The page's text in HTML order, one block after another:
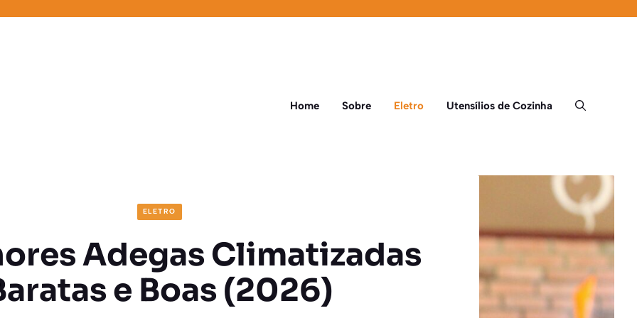
Home Sobre Eletro Utensílios de Cozinha
ELETRO
Adegas Climatizadas
e Boas (2026)